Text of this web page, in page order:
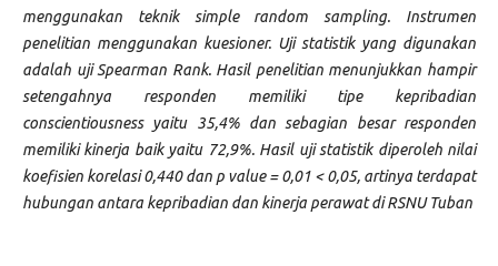
menggunakan teknik simple random sampling. Instrumen
penelitian menggunakan kuesioner. Uji statistik yang digunakan
adalah uji Spearman Rank. Hasil penelitian menunjukkan hampir
setengahnya responden memiliki tipe kepribadian
conscientiousness yaitu 35,4% dan sebagian besar responden
memiliki kinerja baik yaitu 72,9%. Hasil uji statistik diperoleh nilai
koefisien korelasi 0,440 dan p value = 0,01 < 0,05, artinya terdapat
hubungan antara kepribadian dan kinerja perawat di RSNU Tuban